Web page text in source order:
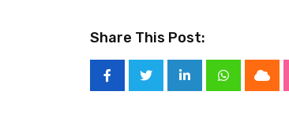
Share This Post:
LinkedInWhatsappCloud